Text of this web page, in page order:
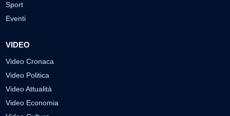
Sport
Eventi
VIDEO
Video Cronaca
Video Politica
Video Attualità
Video Economia